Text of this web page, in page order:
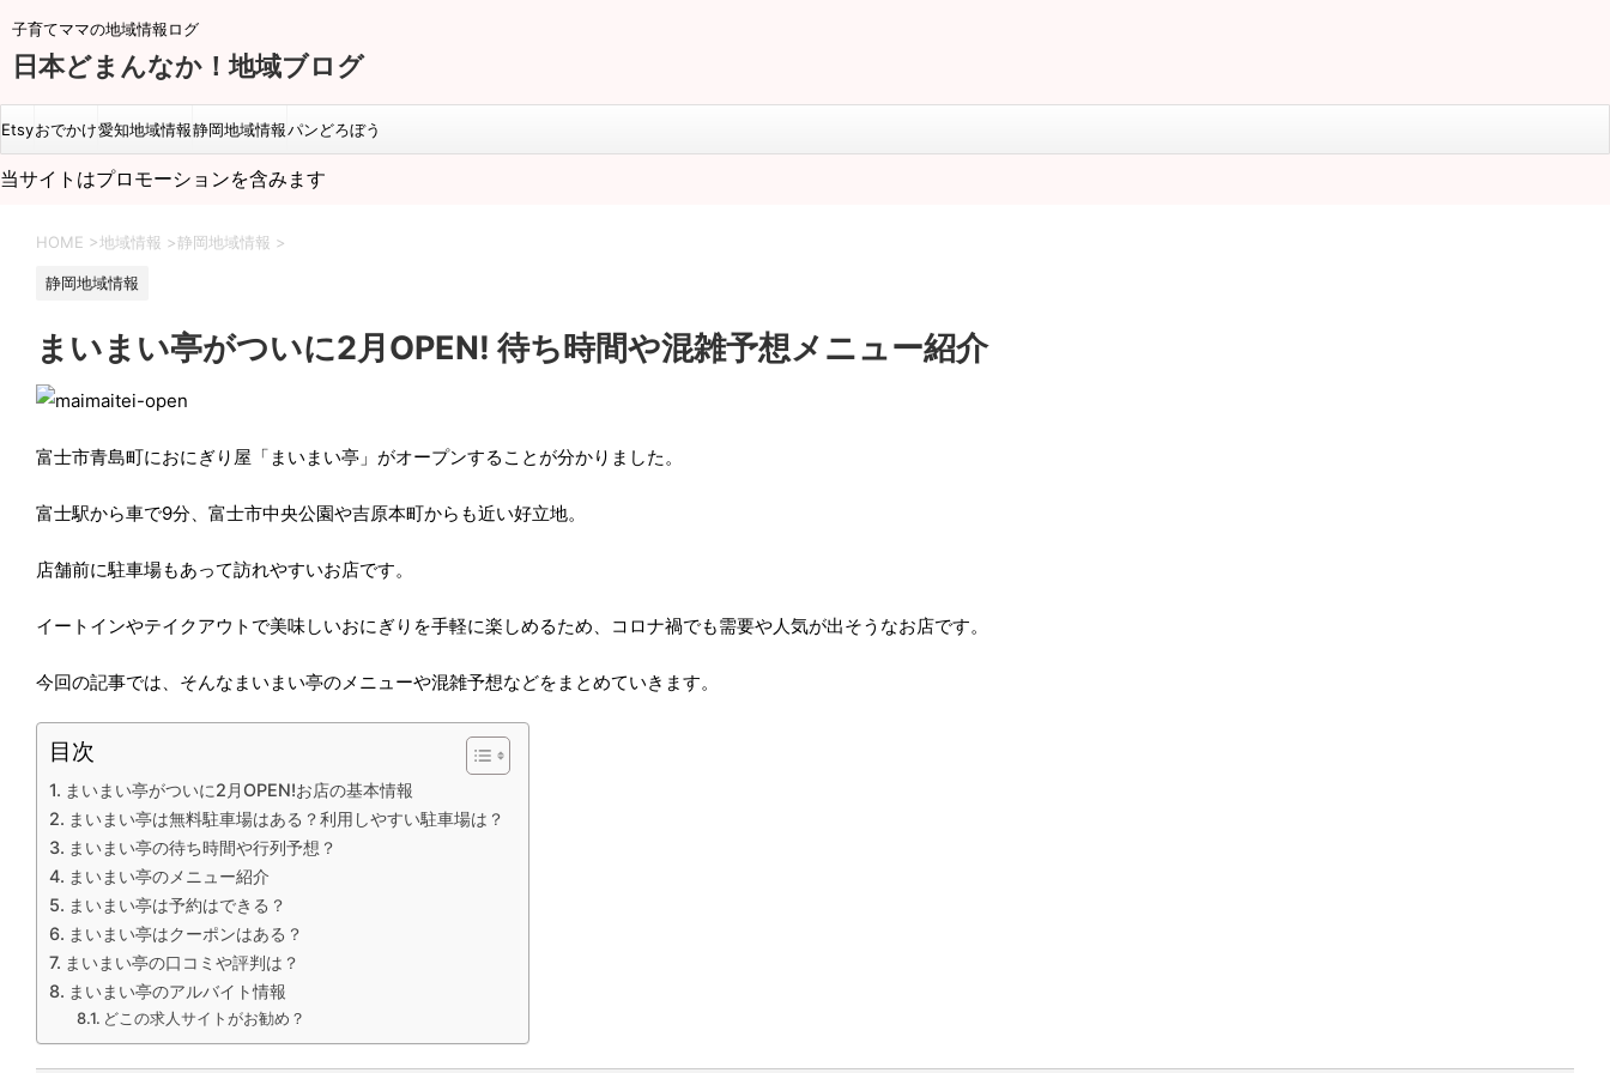
子育てママの地域情報ログ
日本どまんなか！地域ブログ
Etsyおでかけ愛知地域情報静岡地域情報パンどろぼう
当サイトはプロモーションを含みます
HOME >地域情報 >静岡地域情報 >
静岡地域情報
まいまい亭がついに2月OPEN! 待ち時間や混雑予想メニュー紹介
富士市青島町におにぎり屋「まいまい亭」がオープンすることが分かりました。
富士駅から車で9分、富士市中央公園や吉原本町からも近い好立地。
店舗前に駐車場もあって訪れやすいお店です。
イートインやテイクアウトで美味しいおにぎりを手軽に楽しめるため、コロナ禍でも需要や人気が出そうなお店です。
今回の記事では、そんなまいまい亭のメニューや混雑予想などをまとめていきます。
目次
まいまい亭がついに2月OPEN!お店の基本情報
まいまい亭は無料駐車場はある？利用しやすい駐車場は？
まいまい亭の待ち時間や行列予想？
まいまい亭のメニュー紹介
まいまい亭は予約はできる？
まいまい亭はクーポンはある？
まいまい亭の口コミや評判は？
まいまい亭のアルバイト情報
どこの求人サイトがお勧め？